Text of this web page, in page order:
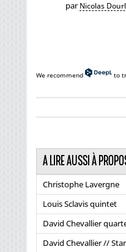
par Nicolas
We recommend to
A LIRE AUSSI À
Christophe Lavergne
Louis Sclavis quintet
David Chevallier
David Chevallier //